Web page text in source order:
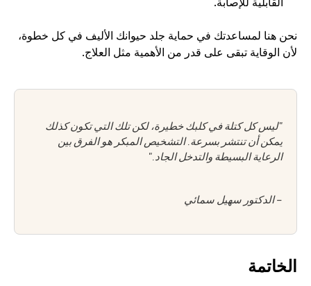
القابلية للإصابة.
لأن الوقاية تبقى على قدر من الأهمية مثل العلاج.
الرعاية البسيطة والتدخل الجاد."
– الدكتور سهيل سمائي
الخاتمة